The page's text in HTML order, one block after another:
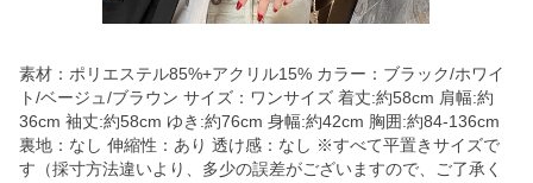
素材：ポリエステル85%+アクリル15% カラー：ブラック/ホワイ
ト/ベージュ/ブラウン サイズ：ワンサイズ 着丈:約58cm 肩幅:約
36cm 袖丈:約58cm ゆき:約76cm 身幅:約42cm 胸囲:約84-136cm
裏地：なし 伸縮性：あり 透け感：なし ※すべて平置きサイズで
す（採寸方法違いより、多少の誤差がございますので、ご了承く